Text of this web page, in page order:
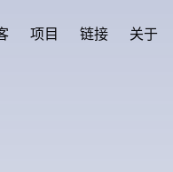
项目 链接 关于